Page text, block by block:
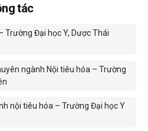
tác
Trường Đại học Y, Dược Thái
ngành Nội tiêu hóa – Trường
nội tiêu hóa – Trường Đại học Y